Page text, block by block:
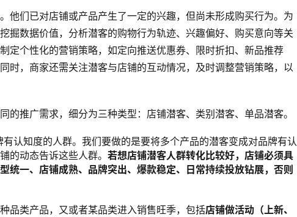
他们已对店铺或产品产生了一定的兴趣，但尚未形成购买行为。为
掘数据价值，分析潜客的购物行为轨迹、兴趣偏好、购买意向等关
定个性化的营销策略，如定向推送优惠券、限时折扣、新品推荐
时，商家还需关注潜客与店铺的互动情况，及时调整营销策略，以
的推广需求，细分为三种类型：店铺潜客、类别潜客、单品潜客。
认知度的人群。我们要做的是要将多个产品的潜客变成对品牌有认
的动态告诉这些人群。若想店铺潜客人群转化比较好，店铺必须具
统一、店铺成熟、品牌突出、爆款稳定、日常持续投放钻展，否则
品类产品，又或者某品类进入销售旺季，包括店铺做活动（上新、